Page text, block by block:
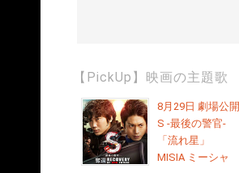
【PickUp】映画の主題歌
8月29日 劇場公開
S -最後の警官-
「流れ星」
MISIA ミーシャ